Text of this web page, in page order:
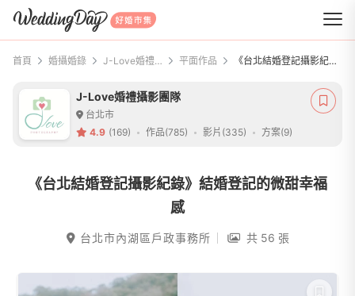
WeddingDay 好婚市集
首頁 婚攝婚錄 J-Love婚禮攝影團隊 平面作品 《台北結婚登記攝影紀錄》結婚登記的微甜幸福感
J-Love婚禮攝影團隊
台北市
4.9 (169) 作品(785) 影片(335) 方案(9)
《台北結婚登記攝影紀錄》結婚登記的微甜幸福
感
台北市內湖區戶政事務所 共 56 張